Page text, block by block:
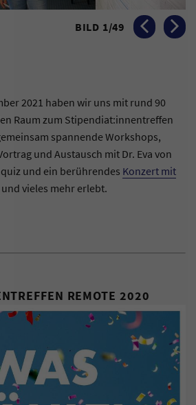
BILD 1/49 VORHERIGES
2021 haben wir uns mit rund 90
Raum zum Stipendiat:innentreffen
spannende Workshops,
und Austausch mit Dr. Eva von
und ein berührendes Konzert mit
und vieles mehr erlebt.
REMOTE 2020